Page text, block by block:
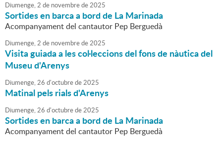
Diumenge,2 de novembrede2025
Sortides en barca a bord de La Marinada
Acompanyament del cantautor Pep Berguedà
Diumenge,2 de novembrede2025
Visita guiada a les col·leccions del fons de nàutica del
Museu d'Arenys
Diumenge,26 d'octubrede2025
Matinal pels rials d'Arenys
Diumenge,26 d'octubrede2025
Sortides en barca a bord de La Marinada
Acompanyament del cantautor Pep Berguedà